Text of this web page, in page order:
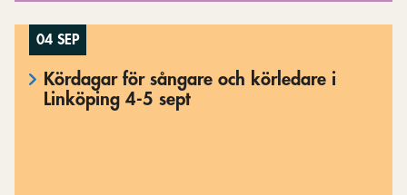
04 SEP
Kördagar för sångare och körledare i
Linköping 4-5 sept